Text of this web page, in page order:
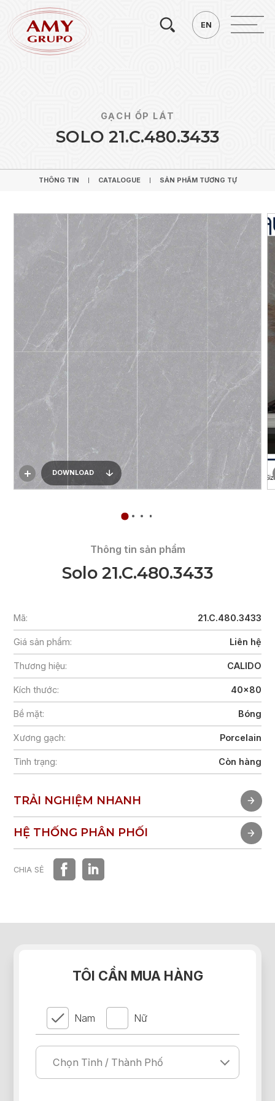
EN
GẠCH ỐP LÁT
SOLO 21.C.480.3433
THÔNG TIN CATALOGUE SẢN PHẨM TƯƠNG TỰ
DOWNLOAD
Thông tin sản phẩm
Solo 21.C.480.3433
Mã: 21.C.480.3433
Giá sản phẩm: Liên hệ
Thương hiệu: CALIDO
Kích thước: 40x80
Bề mặt: Bóng
Xương gạch: Porcelain
Tình trạng: Còn hàng
TRẢI NGHIỆM NHANH
TRẢI NGHIỆM NHANH
HỆ THỐNG PHÂN PHỐI
HỆ THỐNG PHÂN PHỐI
CHIA SẺ
TÔI CẦN MUA HÀNG
Nam Nữ
Tìm